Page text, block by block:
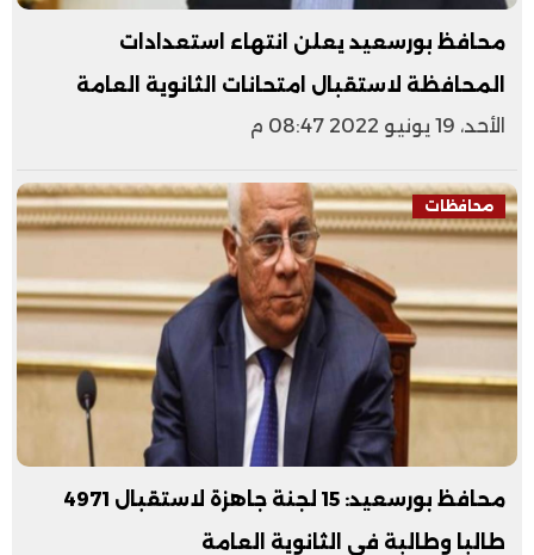
محافظ بورسعيد يعلن انتهاء استعدادات
المحافظة لاستقبال امتحانات الثانوية العامة
الأحد، 19 يونيو 2022 08:47 م
محافظات
محافظ بورسعيد: 15 لجنة جاهزة لاستقبال 4971
طالبا وطالبة فى الثانوية العامة